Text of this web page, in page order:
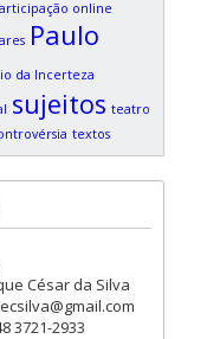
online
Paulo
da Incerteza
sujeitos teatro
textos
César da Silva
3721-2933